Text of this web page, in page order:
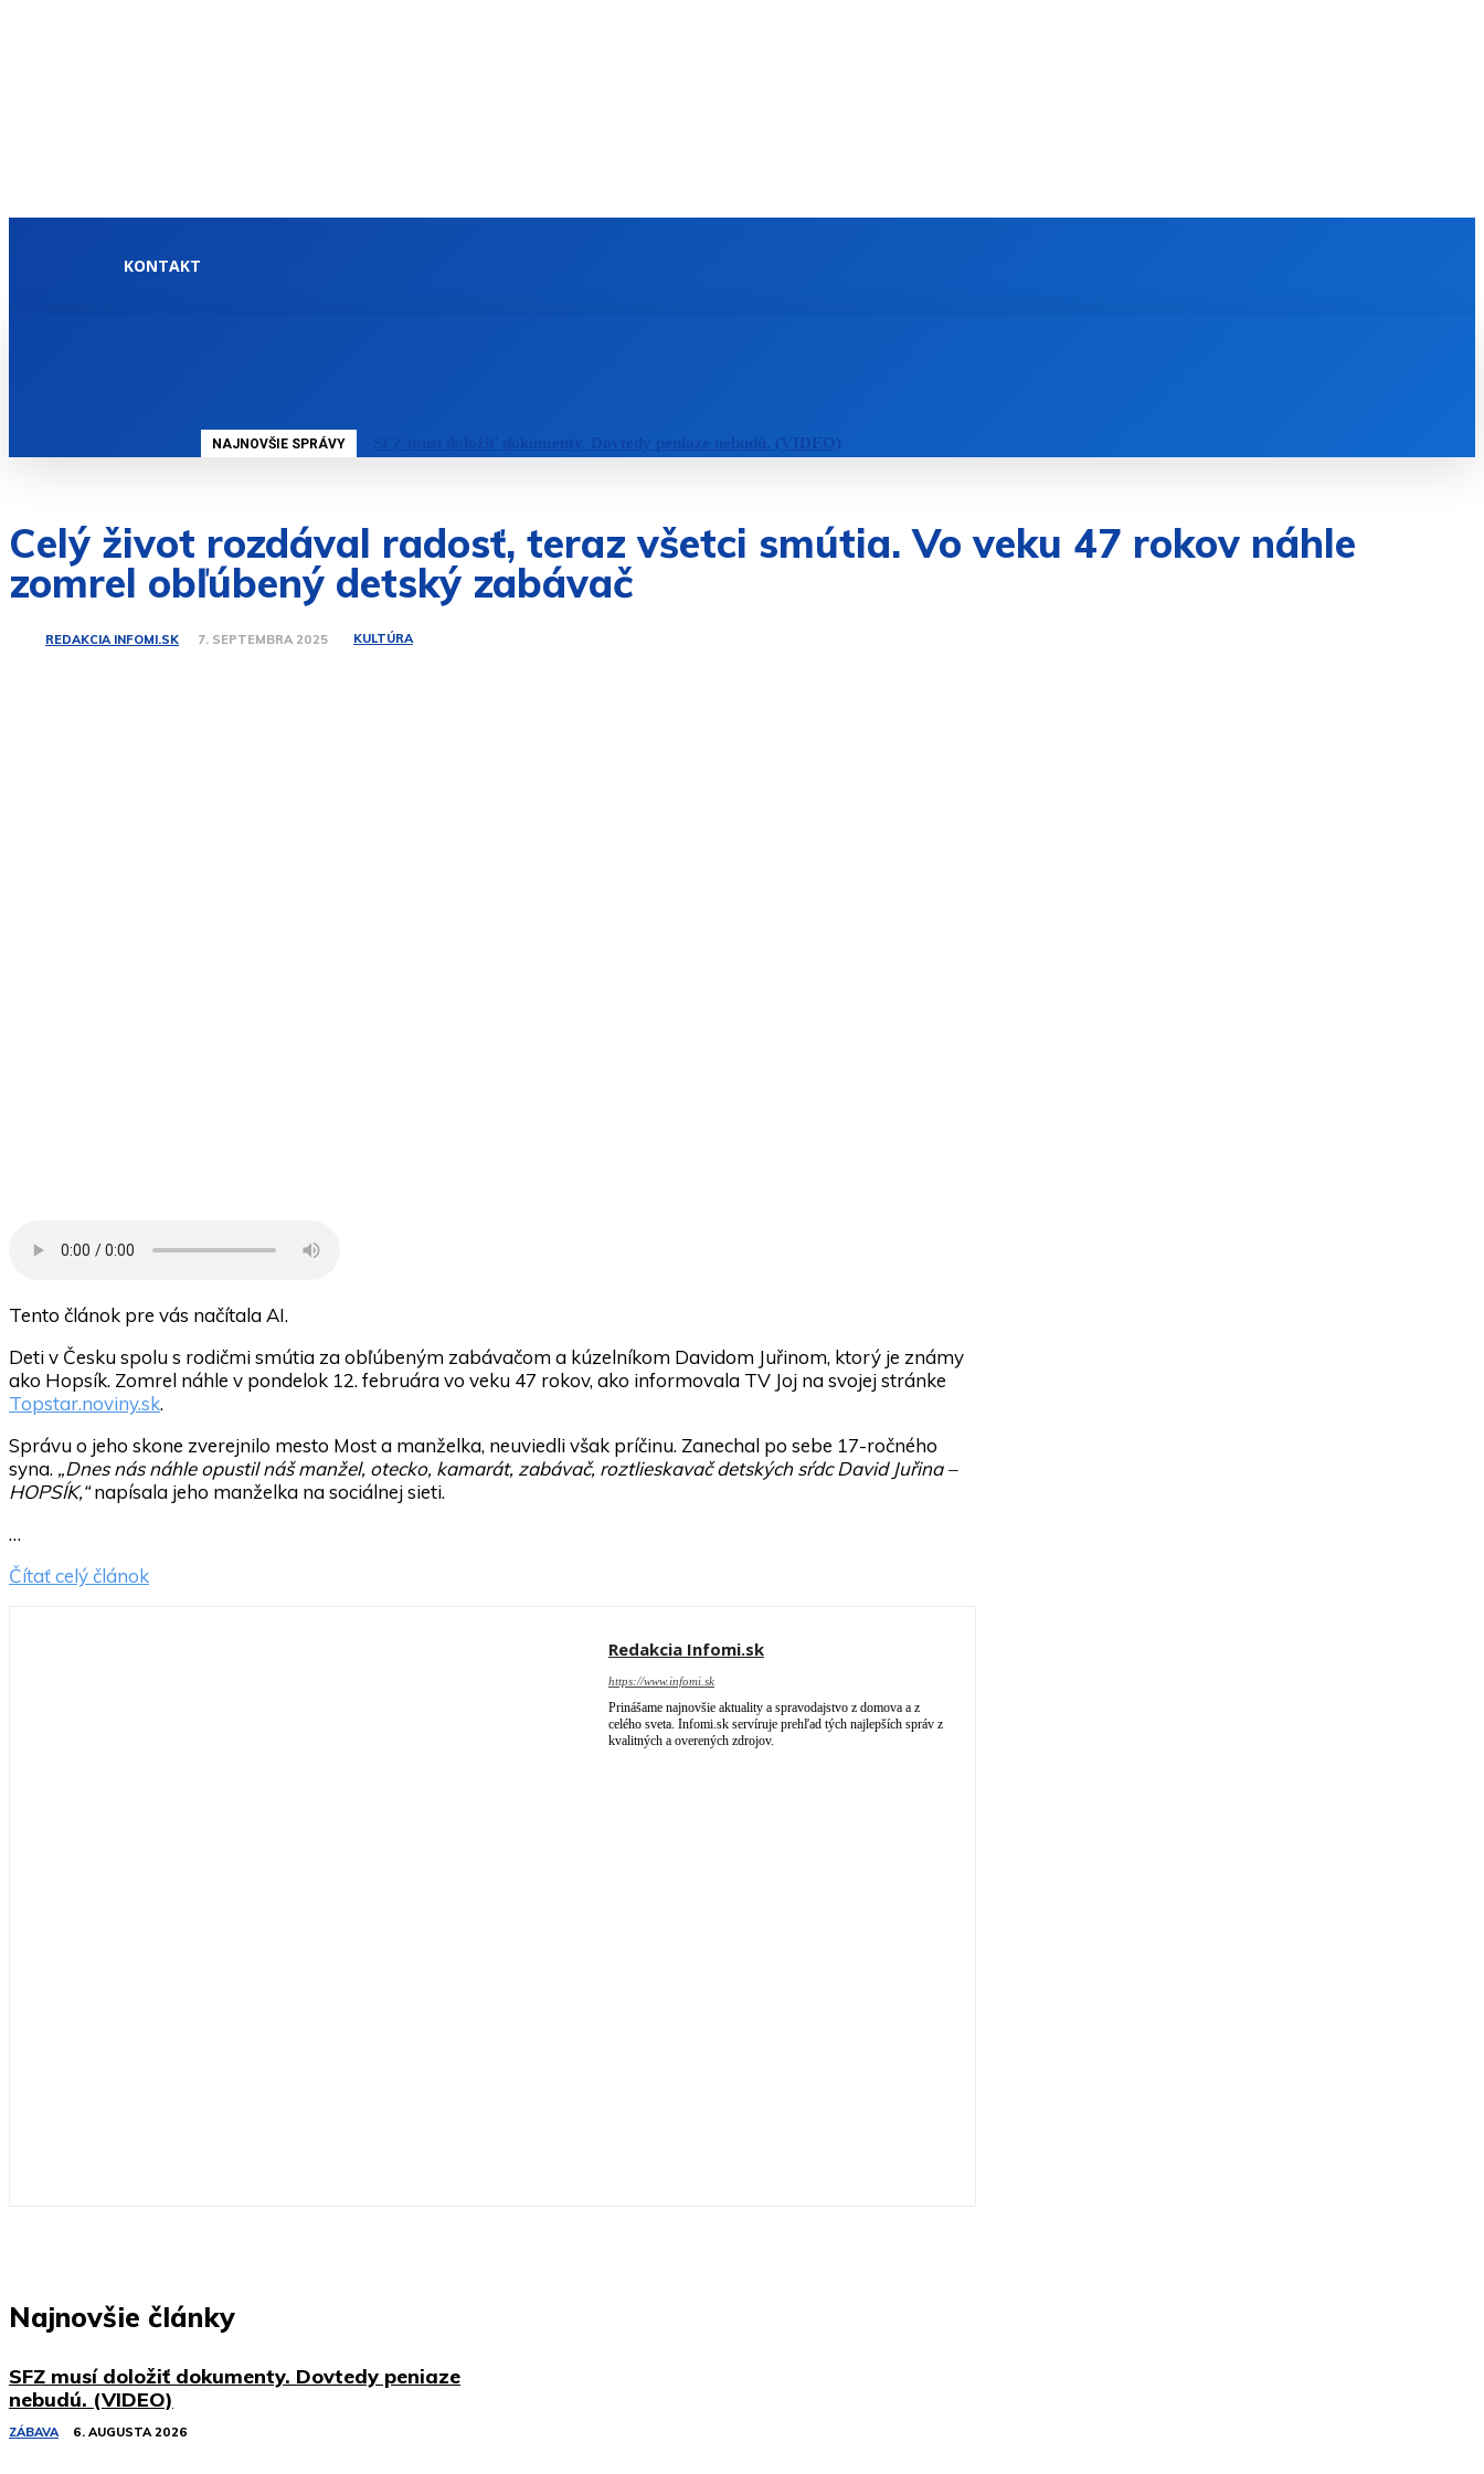
KONTAKT
NAJNOVŠIE SPRÁVY SFZ musí doložiť dokumenty. Dovtedy peniaze nebudú. (VIDEO)
Celý život rozdával radosť, teraz všetci smútia. Vo veku 47 rokov náhle
zomrel obľúbený detský zabávač
REDAKCIA INFOMI.SK 7. SEPTEMBRA 2025 KULTÚRA
Tento článok pre vás načítala AI.
Deti v Česku spolu s rodičmi smútia za obľúbeným zabávačom a kúzelníkom Davidom Juřinom, ktorý je známy
ako Hopsík. Zomrel náhle v pondelok 12. februára vo veku 47 rokov, ako informovala TV Joj na svojej stránke
Topstar.noviny.sk.
Správu o jeho skone zverejnilo mesto Most a manželka, neuviedli však príčinu. Zanechal po sebe 17-ročného
syna. „Dnes nás náhle opustil náš manžel, otecko, kamarát, zabávač, roztlieskavač detských sŕdc David Juřina –
HOPSÍK,“napísala jeho manželka na sociálnej sieti.
…
Čítať celý článok
Redakcia Infomi.sk
https://www.infomi.sk
Prinášame najnovšie aktuality a spravodajstvo z domova a z
celého sveta. Infomi.sk servíruje prehľad tých najlepších správ z
kvalitných a overených zdrojov.
Najnovšie články
SFZ musí doložiť dokumenty. Dovtedy peniaze
nebudú. (VIDEO)
ZÁBAVA 6. AUGUSTA 2026